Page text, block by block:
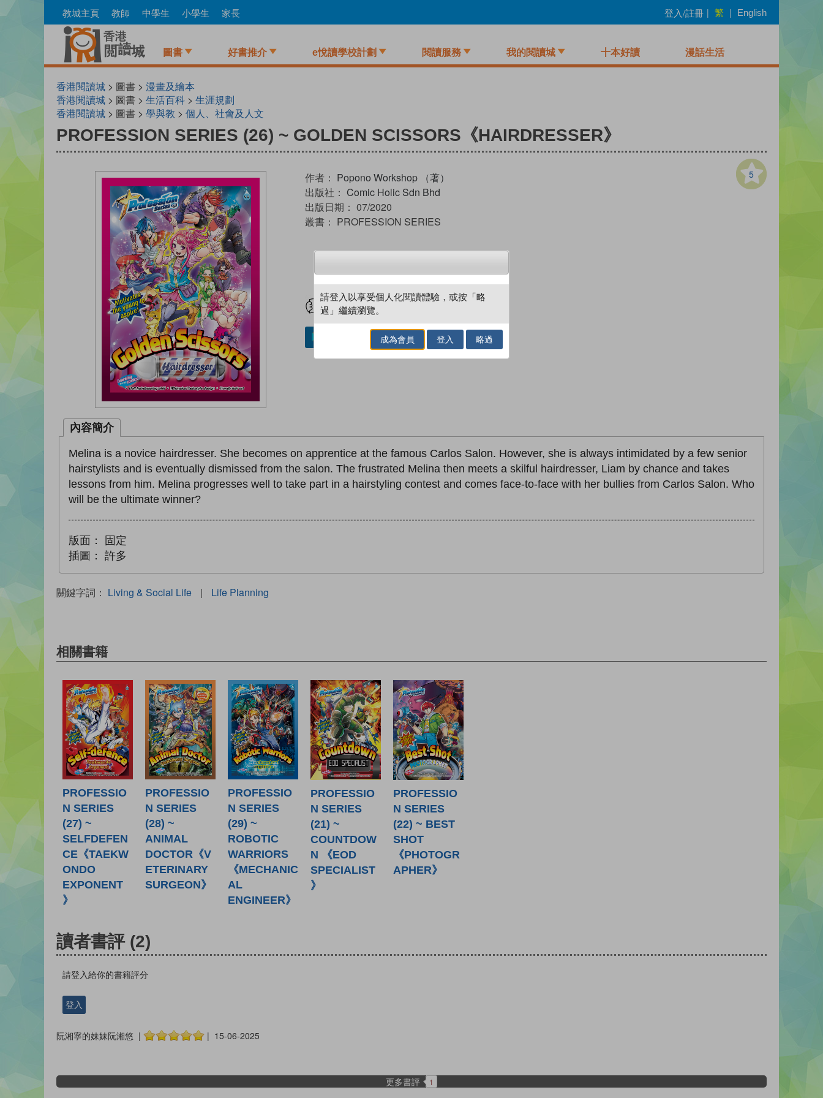
to
教城主頁 教師 中學生 小學生 家長 登入/註冊 | 繁 | English
圖書 好書推介 e悅讀學校計劃 閱讀服務 我的閱讀城 十本好讀 漫話生活
香港閱讀城 > 圖書 > 漫畫及繪本
香港閱讀城 > 圖書 > 生活百科 > 生涯規劃
香港閱讀城 > 圖書 > 學與教 > 個人、社會及人文
PROFESSION SERIES (26) ~ GOLDEN SCISSORS《HAIRDRESSER》
5
作者： Popono Workshop （著）
出版社： Comic Holic Sdn Bhd
出版日期： 07/2020
叢書： PROFESSION SERIES
試閲 加入閱讀紀錄
加入／閱讀電子書
內容簡介
Melina is a novice hairdresser. She becomes on apprentice at the famous Carlos Salon. However, she is always intimidated by a few senior
hairstylists and is eventually dismissed from the salon. The frustrated Melina then meets a skilful hairdresser, Liam by chance and takes
lessons from him. Melina progresses well to take part in a hairstyling contest and comes face-to-face with her bullies from Carlos Salon. Who
will be the ultimate winner?
版面：
固定
插圖：
許多
關鍵字詞： Living & Social Life | Life Planning
相關書籍
PROFESSIO
N SERIES
(27) ~
SELFDEFEN
CE《TAEKW
ONDO
EXPONENT
》
PROFESSIO
N SERIES
(28) ~
ANIMAL
DOCTOR《V
ETERINARY
SURGEON》
PROFESSIO
N SERIES
(29) ~
ROBOTIC
WARRIORS
《MECHANIC
AL
ENGINEER》
PROFESSIO
N SERIES
(21) ~
COUNTDOW
N 《EOD
SPECIALIST
》
PROFESSIO
N SERIES
(22) ~ BEST
SHOT
《PHOTOGR
APHER》
讀者書評 (2)
請登入給你的書籍評分
登入
阮湘寧的妹妹阮湘悠 | | 15-06-2025
更多書評 1
請登入以享受個人化閱讀體驗，或按「略
過」繼續瀏覽。
成為會員 登入 略過